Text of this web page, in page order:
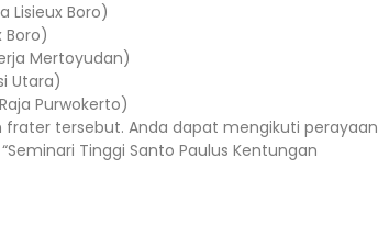
Lisieux Boro)
Boro)
Mertoyudan)
Utara)
Purwokerto)
tersebut. Anda dapat mengikuti perayaan
Tinggi Santo Paulus Kentungan